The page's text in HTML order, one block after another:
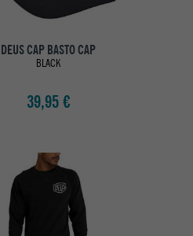
DEUS CAP BASTO CAP
BLACK
39,95 €